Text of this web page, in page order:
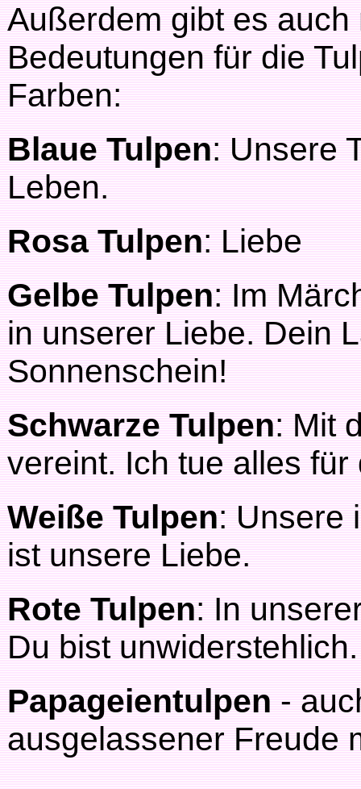
Außerdem gibt es
Bedeutungen für die
Farben:
Blaue Tulpen: Unsere
Leben.
Rosa Tulpen: Liebe
Gelbe Tulpen: Im
in unserer Liebe. Dein
Sonnenschein!
Schwarze Tulpen: Mit
vereint. Ich tue alles für
Weiße Tulpen: Unsere
ist unsere Liebe.
Rote Tulpen: In
Du bist
Papageientulpen-
ausgelassener Freude